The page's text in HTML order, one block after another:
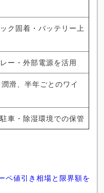
ク固着・バッテリー上
ー・外部電源を活用
滑、半年ごとのワイ
車・除湿環境での保管
ペ値引き相場と限界額を